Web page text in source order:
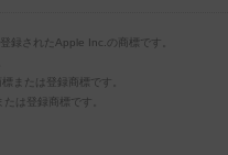
録されたApple Inc.の商標です。
または登録商標です。
は登録商標です。